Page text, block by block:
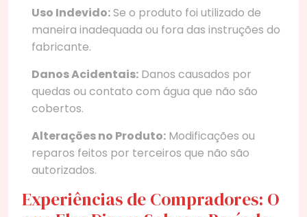
Uso Indevido:Se o produto foi utilizado de
maneira inadequada ou fora das instruções do
fabricante.
Danos Acidentais: Danos causados por
quedas ou contato com água que não são
cobertos.
Alterações no Produto: Modificações ou
reparos feitos por terceiros que não são
autorizados.
Experiências de Compradores: O